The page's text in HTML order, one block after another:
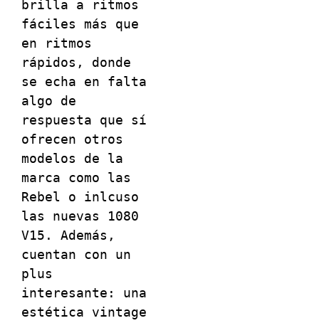
brilla a ritmos
fáciles más que
en ritmos
rápidos, donde
se echa en falta
algo de
respuesta que sí
ofrecen otros
modelos de la
marca como las
Rebel o inlcuso
las nuevas 1080
V15. Además,
cuentan con un
plus
interesante: una
estética vintage